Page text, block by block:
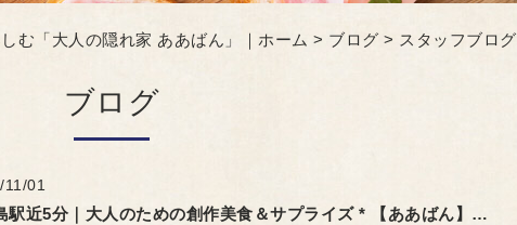
む「大人の隠れ家 ああばん」｜ホーム > ブログ > スタッフブログ
ブログ
11/01
* 広島駅近5分｜大人のための創作美食＆サプライズ * 【ああばん】20〜50代女子会・記念日ディナーはここで決まり！